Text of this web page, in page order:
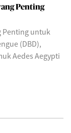
Penting
Penting untuk
(DBD),
Aedes Aegypti